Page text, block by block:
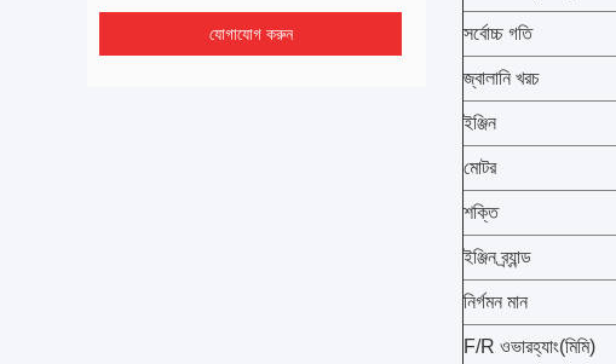
যোগাযোগ করুন সর্বোচ্চ গতি
জ্বালানি খরচ
ইঞ্জিন
মোটর
শক্তি
ইঞ্জিন ব্র্যান্ড
নির্গমন মান
F/R ওভারহ্যাং(মিমি)